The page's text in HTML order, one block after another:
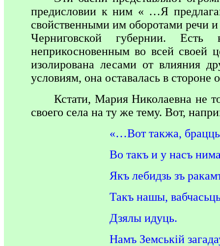
предисловии к ним « …Я
свойственными им оборотами речи
Черниговской губернии. Есть
неприкосновенным во всей своей
изолирована лесами от влияния
условиям, она оставалась в стороне
Кстати, Мария Николаевна не
своего села на ту же тему. Вот,
«…Вот такжа,
Во такъ и у насъ
Якъ лебидзь зъ
Такъ нашы,
Дзялы идуць.
Намъ Земськiй